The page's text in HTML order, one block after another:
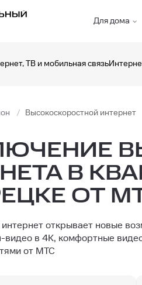
Для дома
ТВ и мобильная связь
Высокоскоростной интернет
В
ОТ
открывает новые
видео в 4K, комфортные
от МТС